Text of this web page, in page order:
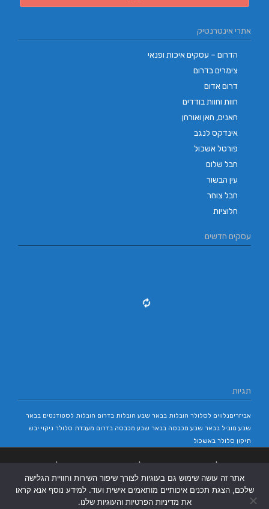
אתרי אינטרנטיק
הדרום – עסקים איכות ופנאי
צימרים בדרום
דרום אדום
חוות וחוות בודדים
חאנים, חאן ואורחן
אינדקס לנגב
פורטל אשכול
חבל שלום
עין הבשור
חבל צוחר
חלוציות
עסקים חדשים
תגיות
אביזריםנלווים לסלולר הובלות בבאר שבע הובלות בדרום הובלות לסטודנטים בבאר
שבע מוביל בבאר שבע מכבסה בבאר שבע מכבסה בדרום מעבדת סלולר ניקוי יבש
תיקון סלולר באשכול
בבאר שבע |
אתר זה עושה שימוש גם בעוגיות לצורך שיפור השירות וחוויית הגלישה
שלכם, הצגת תכנים איכותיים מותאמים אישית ועוד. למידע נוסף אנא קראו
את מדיניות הפרטיות והעוגיות שלנו.